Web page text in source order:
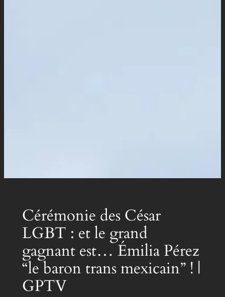
Cérémonie des César
LGBT : et le grand
gagnant est… Émilia Pérez
“le baron trans mexicain” ! |
GPTV